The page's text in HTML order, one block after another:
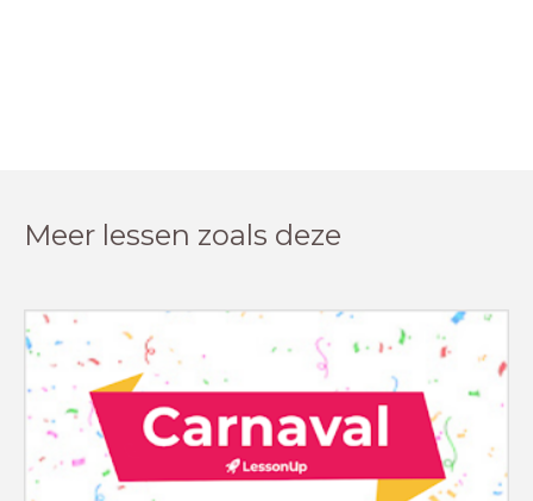
Meer lessen zoals deze